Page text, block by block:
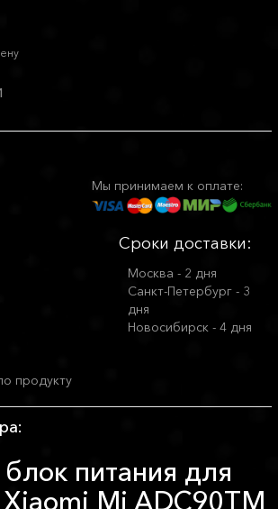
Мы принимаем к оплате:
Сроки доставки:
Москва - 2 дня
Санкт-Петербург - 3
дня
Новосибирск - 4 дня
продукту
питания для
Xiaomi Mi ADC90TM